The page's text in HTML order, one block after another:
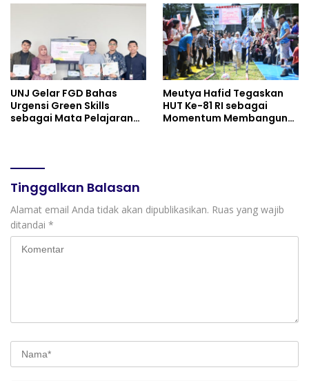
Perkuat Persatuan dan
UNJ Gelar FGD Bahas
Urgensi Green Skills
sebagai Mata Pelajaran
Meutya Hafid Tegaskan
HUT Ke-81 RI sebagai
Momentum Membangun
Tinggalkan Balasan
Alamat email Anda tidak akan dipublikasikan. Ruas yang wajib
ditandai *